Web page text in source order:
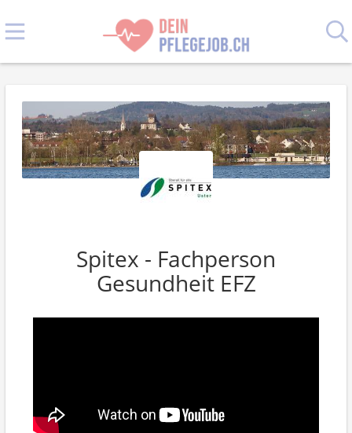
Spitex - Fachperson
Gesundheit EFZ